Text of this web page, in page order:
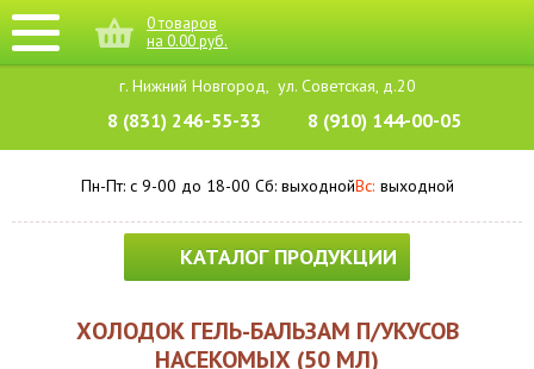
0товаров
на 0.00руб.
г. Нижний Новгород, ул. Советская, д.20
8 (831) 246-55-33 8 (910) 144-00-05
Пн-Пт: с 9-00 до 18-00 Cб: выходнойВс: выходной
КАТАЛОГ ПРОДУКЦИИ
ХОЛОДОК ГЕЛЬ-БАЛЬЗАМ П/УКУСОВ
НАСЕКОМЫХ (50 МЛ)